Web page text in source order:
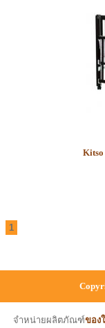
Kitso
1
จำหน่ายผลิตภัณฑ์ของ